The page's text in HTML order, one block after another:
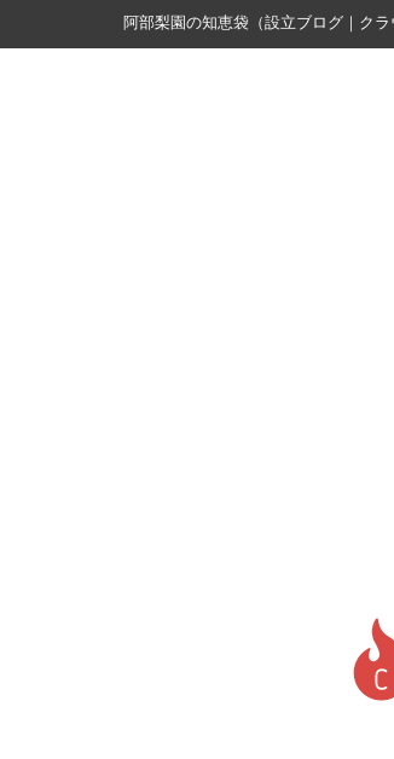
阿部梨園の知恵袋（設立ブログ｜クラ